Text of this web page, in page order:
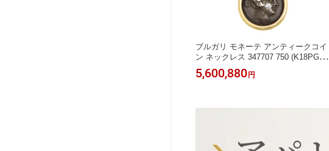
ブルガリ モネーテ アンティークコイ
ン ネックレス 347707 750 (K18PG) si
lver ユニセックス BVLGARI 【中古】
【ジュエリー】
5,600,880円